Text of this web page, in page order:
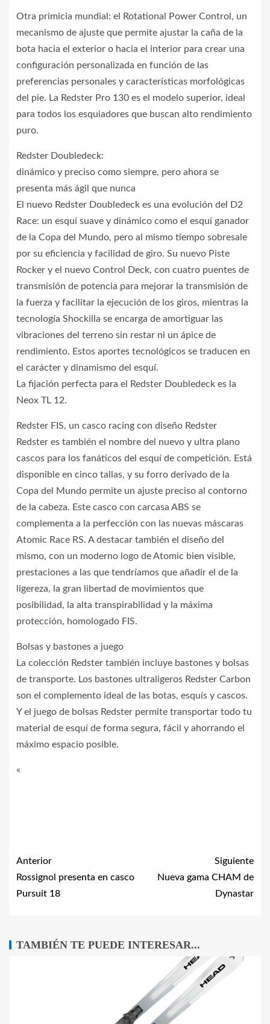
Otra primicia mundial: el Rotational Power Control, un
mecanismo de ajuste que permite ajustar la caña de la
bota hacia el exterior o hacia el interior para crear una
configuración personalizada en función de las
preferencias personales y características morfológicas
del pie. La Redster Pro 130 es el modelo superior, ideal
para todos los esquiadores que buscan alto rendimiento
puro.
Redster Doubledeck:
dinámico y preciso como siempre, pero ahora se
presenta más ágil que nunca
El nuevo Redster Doubledeck es una evolución del D2
Race: un esquí suave y dinámico como el esquí ganador
de la Copa del Mundo, pero al mismo tiempo sobresale
por su eficiencia y facilidad de giro. Su nuevo Piste
Rocker y el nuevo Control Deck, con cuatro puentes de
transmisión de potencia para mejorar la transmisión de
la fuerza y facilitar la ejecución de los giros, mientras la
tecnología Shockilla se encarga de amortiguar las
vibraciones del terreno sin restar ni un ápice de
rendimiento. Estos aportes tecnológicos se traducen en
el carácter y dinamismo del esquí.
La fijación perfecta para el Redster Doubledeck es la
Neox TL 12.
Redster FIS, un casco racing con diseño Redster
Redster es también el nombre del nuevo y ultra plano
cascos para los fanáticos del esquí de competición. Está
disponible en cinco tallas, y su forro derivado de la
Copa del Mundo permite un ajuste preciso al contorno
de la cabeza. Este casco con carcasa ABS se
complementa a la perfección con las nuevas máscaras
Atomic Race RS. A destacar también el diseño del
mismo, con un moderno logo de Atomic bien visible,
prestaciones a las que tendríamos que añadir el de la
ligereza, la gran libertad de movimientos que
posibilidad, la alta transpirabilidad y la máxima
protección, homologado FIS.
Bolsas y bastones a juego
La colección Redster también incluye bastones y bolsas
de transporte. Los bastones ultraligeros Redster Carbon
son el complemento ideal de las botas, esquís y cascos.
Y el juego de bolsas Redster permite transportar todo tu
material de esquí de forma segura, fácil y ahorrando el
máximo espacio posible.
«
Anterior
Rossignol presenta en casco
Pursuit 18
Siguiente
Nueva gama CHAM de
Dynastar
TAMBIÉN TE PUEDE INTERESAR...